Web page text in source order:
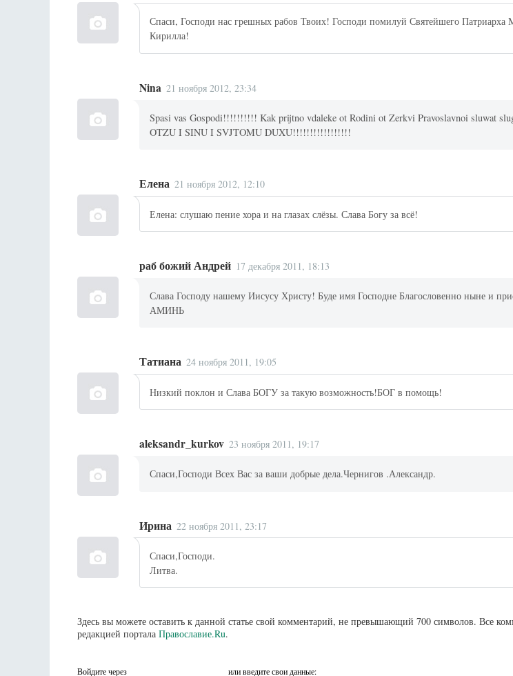
Спаси, Господи нас грешных рабов Твоих! Господи помилуй Святейшего Патриарха
Кирилла!
Nina 21 ноября 2012, 23:34
Spasi vas Gospodi!!!!!!!!!! Kak prijtno vdaleke ot Rodini ot Zerkvi Pravoslavnoi sluwat
OTZU I SINU I SVJTOMU DUXU!!!!!!!!!!!!!!!!!
Елена 21 ноября 2012, 12:10
Елена: слушаю пение хора и на глазах слёзы. Слава Богу за всё!
раб божий Андрей 17 декабря 2011, 18:13
Слава Господу нашему Иисусу Христу! Буде имя Господне Благословенно ныне и
АМИНЬ
Татиана 24 ноября 2011, 19:05
Низкий поклон и Слава БОГУ за такую возможность!БОГ в помощь!
aleksandr_kurkov 23 ноября 2011, 19:17
Спаси,Господи Всех Вас за ваши добрые дела.Чернигов .Александр.
Ирина 22 ноября 2011, 23:17
Спаси,Господи.
Литва.
Здесь вы можете оставить к данной статье свой комментарий, не превышающий 700 символов. Все
редакцией портала Православие.Ru.
Войдите через или введите свои данные: